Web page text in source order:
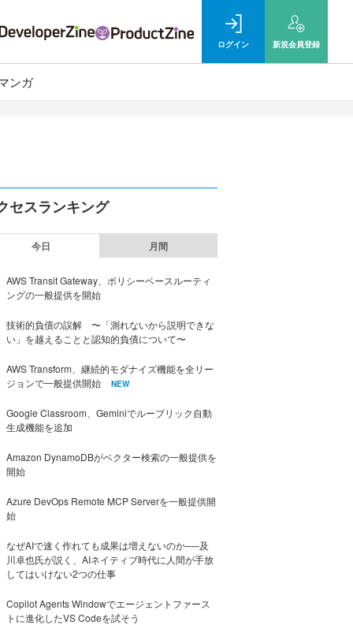
ログイン 新規会員登録
ンガ
セスランキング
今日 月間
AWS Transit Gateway、ポリシーベースルーティ
ングの一般提供を開始
技術的負債の誤解 〜「測れないから説明できな
い」を越えることと認知的負債について〜
AWS Transform、継続的モダナイズ機能を全リー
ジョンで一般提供開始
NEW
Google Classroom、Geminiでルーブリック自動
生成機能を追加
Amazon DynamoDBがベクター検索の一般提供を
開始
Azure DevOps Remote MCP Serverを一般提供開
始
なぜAIで速く作れても成果は増えないのか──及
川卓也氏が説く、AIネイティブ時代に人間が手放
してはいけない2つの仕事
Copilot Agents Windowでエージェントファース
トに進化したVS Codeを試そう